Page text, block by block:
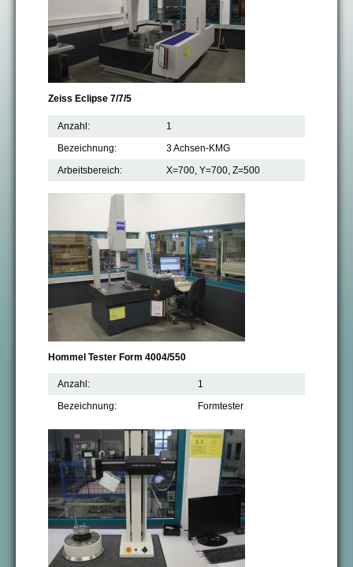
Zeiss Eclipse 7/7/5
Anzahl:
1
Bezeichnung:
3 Achsen-KMG
Arbeitsbereich:
X=700, Y=700, Z=500
Hommel Tester Form 4004/550
Anzahl:
1
Bezeichnung:
Formtester